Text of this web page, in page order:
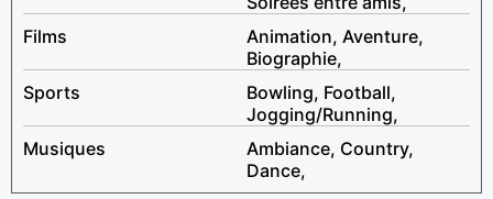
Films
Animation, Aventure,
Biographie,
Sports
Bowling, Football,
Jogging/Running,
Musiques
Ambiance, Country,
Dance,